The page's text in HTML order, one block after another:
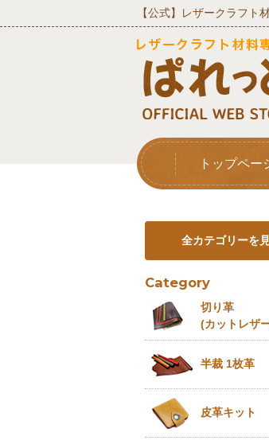
【公式】レザークラフト
トップペー
全カテゴリーを
Category
切り革
(カットレザ
半裁 1枚革
皮革キット